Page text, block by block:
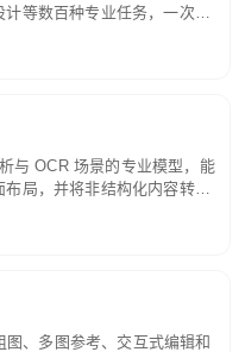
等数百种专业任务，一次对
贯穿规划、执行与验证全流
析。长程任务中自主规划与
与 OCR 场景的专业模型，能
局，并将非结构化内容转换
果。
、多图参考、交互式编辑和